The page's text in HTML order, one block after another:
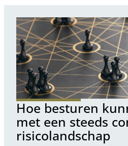
Hoe besturen
met een steeds
risicolandschap